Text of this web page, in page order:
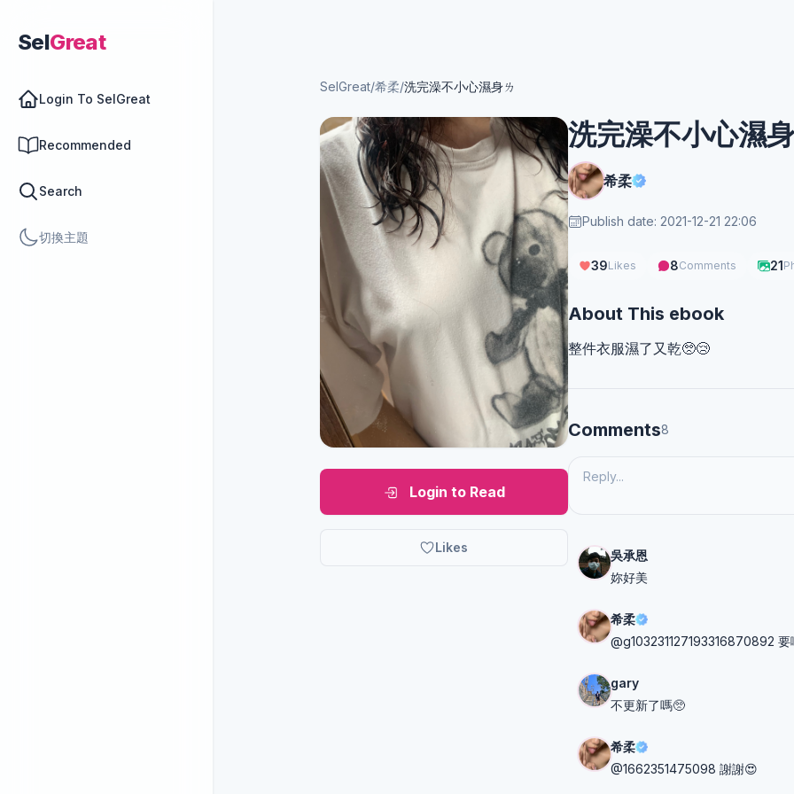
SelGreat
Login To SelGreat
Recommended
Search
切換主題
SelGreat/希柔/洗完澡不小心濕身ㄌ
Login to Read
Likes
洗完澡不小心濕
希柔
Publish date: 2021-12-21 22:06
39Likes 8Comments 21
About This ebook
整件衣服濕了又乾🥺😢
Comments8
吳承恩
妳好美
希柔
@g103231127193316870892 要
gary
不更新了嗎🥺
希柔
@1662351475098 謝謝😍